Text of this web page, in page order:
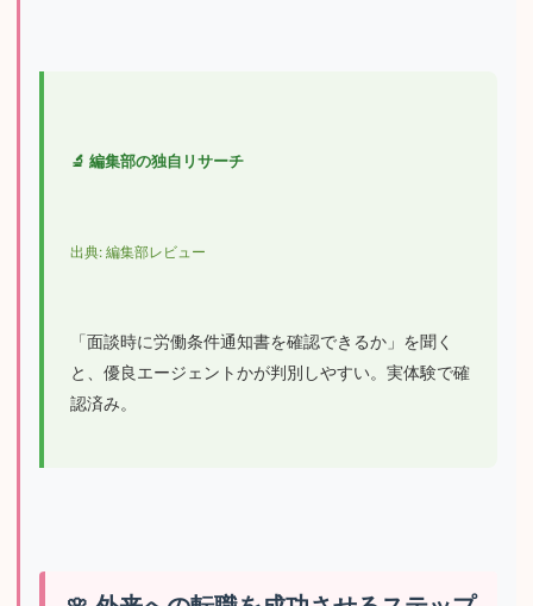
🔬 編集部の独自リサーチ
出典: 編集部レビュー
「面談時に労働条件通知書を確認できるか」を聞く
と、優良エージェントかが判別しやすい。実体験で確
認済み。